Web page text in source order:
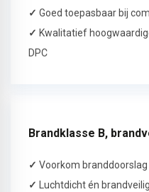
✓ Goed toepasbaar bij
✓ Kwalitatief
DPC
Brandklasse B,
✓ Voorkom branddoorslag
✓
Luchtdicht én brandveilig